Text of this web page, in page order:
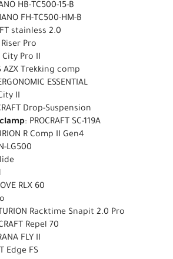
HB-TC500-15-B
FH-TC500-HM-B
stainless 2.0
Riser Pro
City Pro II
AZX Trekking comp
ESSENTIAL
II
Drop-Suspension
: PROCRAFT SC-119A
R Comp II Gen4
LG500
RLX 60
Racktime Snapit 2.0 Pro
Repel 70
FLY II
Edge FS